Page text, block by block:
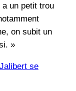
a un petit trou
on subit un
»
se